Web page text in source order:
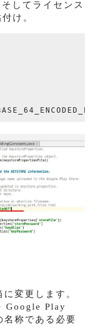
してライセンス
け。
変更します。
Google Play
称である必要